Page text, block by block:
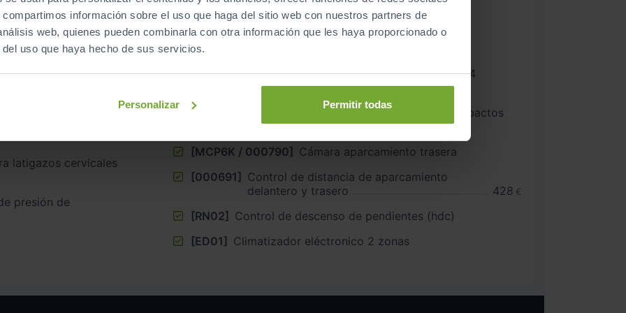
información sobre el uso que haga del sitio web con nuestros partners de
web, quienes pueden combinarla con otra información que les haya proporcionado o
uso que haya hecho de sus servicios.
Personalizar Permitir todas
pasajero
latigazos cervicales
presión de
memoria
[RO02] Alerta de carretera resbaladiza y/o luces de
[NV02] Ajuste lumbar eléctrico asientos delanteros 4
modos
[0028]
Airbag con sistema de protección contra impactos
laterales
[MCP6K / 000790] Cámara aparcamiento trasera
[000691] Control de distancia de aparcamiento
delantero y trasero
428 €
[RN02] Control de descenso de pendientes (hdc)
[ED01] Climatizador eléctronico 2 zonas